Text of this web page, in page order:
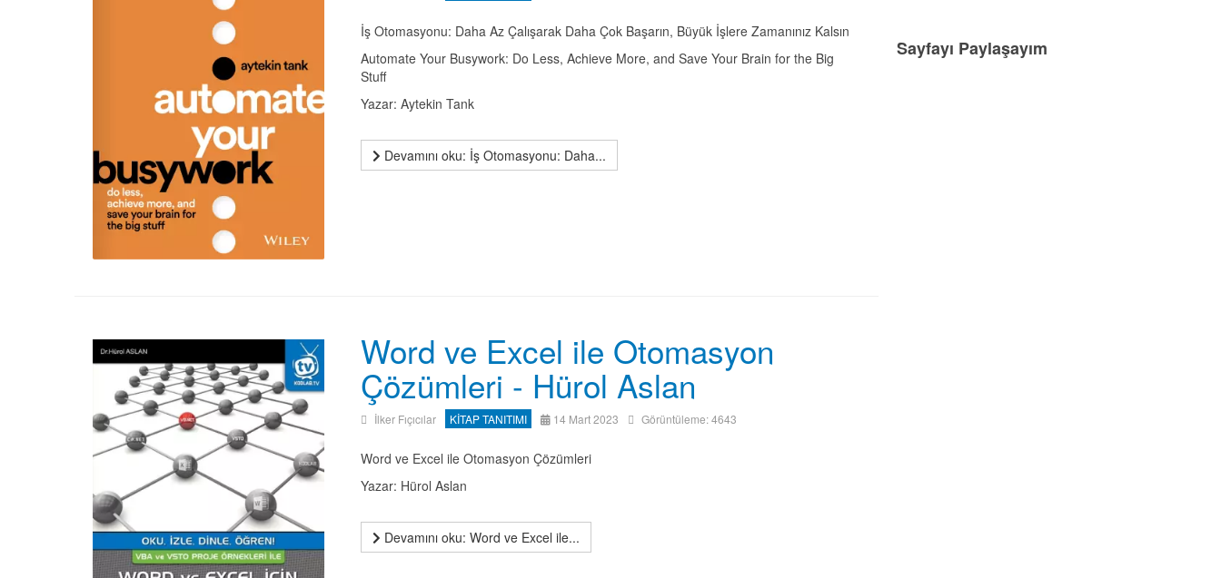
İş Otomasyonu: Daha Az Çalışarak Daha Çok Başarın, Büyük İşlere Zamanınız Kalsın
Automate Your Busywork: Do Less, Achieve More, and Save Your Brain for the Big
Stuff
Yazar: Aytekin Tank
Devamını oku: İş Otomasyonu: Daha...
Word ve Excel ile Otomasyon
Çözümleri - Hürol Aslan
İlker Fıçıcılar KİTAP TANITIMI 14 Mart 2023 Görüntüleme: 4643
Word ve Excel ile Otomasyon Çözümleri
Yazar: Hürol Aslan
Devamını oku: Word ve Excel ile...
Sayfayı Paylaşayım